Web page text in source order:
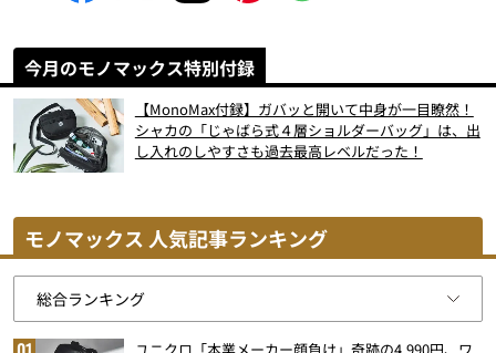
今月のモノマックス特別付録
【MonoMax付録】ガバッと開いて中身が一目瞭然！
シャカの「じゃばら式４層ショルダーバッグ」は、出
し入れのしやすさも過去最高レベルだった！
モノマックス 人気記事ランキング
ユニクロ「本業メーカー顔負け」奇跡の4,990円、ワ